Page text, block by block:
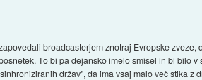
broadcasterjem znotraj Evropske
To bi pa dejansko imelo smisel in bi bilo
držav", da ima vsaj malo več stika z